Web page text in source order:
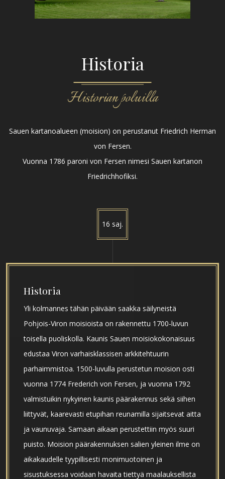
Historia
Historian poluilla
Sauen kartanoalueen (moision) on perustanut Friedrich Herman
von Fersen.
Vuonna 1786 paroni von Fersen nimesi Sauen kartanon
Friedrichhofiksi.
16 saj.
Historia
Yli kolmannes tähän päivään saakka säilyneistä
Pohjois-Viron moisioista on rakennettu 1700-luvun
toisella puoliskolla. Kaunis Sauen moisiokokonaisuus
edustaa Viron varhaisklassisen arkkitehtuurin
parhaimmistoa. 1500-luvulla perustetun moision osti
vuonna 1774 Frederich von Fersen, ja vuonna 1792
valmistuikin nykyinen kaunis päärakennus sekä siihen
liittyvät, kaarevasti etupihan reunamilla sijaitsevat aitta
ja vaunuvaja. Samaan aikaan perustettiin myös suuri
puisto. Moision päärakennuksen salien yleinen ilme on
aikakaudelle tyypillisesti monimuotoinen ja
sisustuksessa voidaan havaita tiettyä maalauksellista